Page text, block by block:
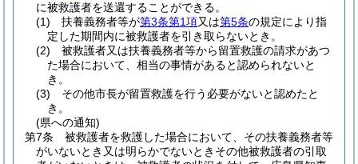
に被救護者を送還することができる。
(1)
扶養義務者等が第3条第1項又は第5条の規定により指
定した期間内に被救護者を引き取らないとき。
(2)
被救護者又は扶養義務者等から留置救護の請求があつ
た場合において、相当の事情があると認められないと
き。
(3)
その他市長が留置救護を行う必要がないと認めたと
き。
(県への通知)
第7条
被救護者を救護した場合において、その扶養義務者等
がいないとき又は明らかでないときその他被救護者の引取